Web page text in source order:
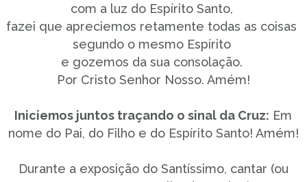
com a luz do Espírito Santo,
fazei que apreciemos retamente todas as coisas
segundo o mesmo Espírito
e gozemos da sua consolação.
Por Cristo Senhor Nosso. Amém!
Iniciemos juntos traçando o sinal da Cruz: Em
nome do Pai, do Filho e do Espírito Santo! Amém!
Durante a exposição do Santíssimo, cantar (ou